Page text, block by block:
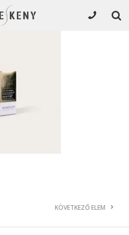
KÖVETKEZŐ ELEM